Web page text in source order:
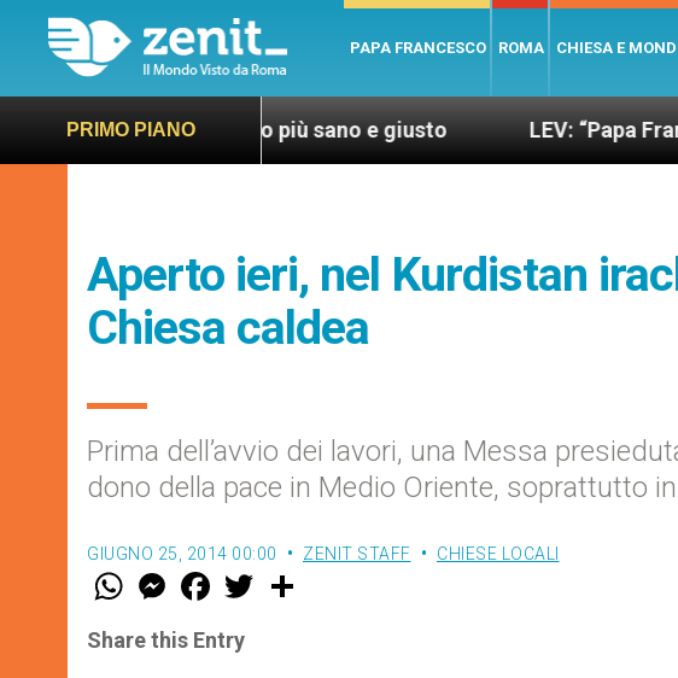
PAPA FRANCESCO ROMA CHIESA E
PRIMO PIANO
per un mondo più sano e giusto LEV: “Papa Francesco.
Aperto ieri, nel Kurdistan
Chiesa caldea
Prima dell’avvio dei lavori, una Messa
dono della pace in Medio Oriente, soprattutto
GIUGNO 25, 2014 00:00 ZENIT STAFF CHIESE LOCALI
W
t
s
M
e
s
e
F
a
e
b
w
Share this Entry